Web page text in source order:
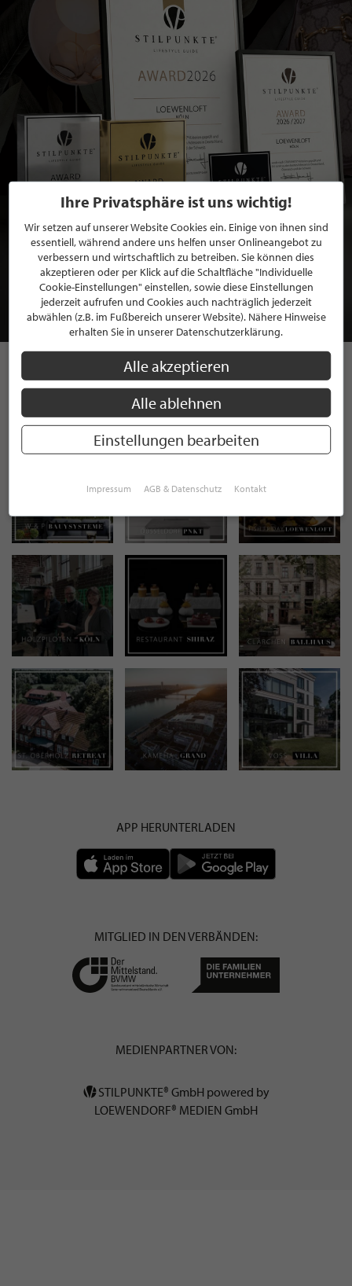
BEWERBEN SIE SICH FÜR EINE GRATIS
MITGLIEDSCHAFT BEI STILPUNKTE®
JETZT GRATIS BEWERBEN
STILPUNKTE AUF
INSTAGRAM
APP HERUNTERLADEN
MITGLIED IN DEN VERBÄNDEN:
MEDIENPARTNER VON:
STILPUNKTE® GmbH powered by
LOEWENDORF® MEDIEN GmbH
Ihre Privatsphäre ist uns wichtig!
Wir setzen auf unserer Website Cookies ein. Einige von ihnen sind
essentiell, während andere uns helfen unser Onlineangebot zu
verbessern und wirtschaftlich zu betreiben. Sie können dies
akzeptieren oder per Klick auf die Schaltfläche "Individuelle
Cookie-Einstellungen" einstellen, sowie diese Einstellungen
jederzeit aufrufen und Cookies auch nachträglich jederzeit
abwählen (z.B. im Fußbereich unserer Website). Nähere Hinweise
erhalten Sie in unserer Datenschutzerklärung.
Alle akzeptieren
Alle ablehnen
Einstellungen bearbeiten
Impressum AGB & Datenschutz Kontakt